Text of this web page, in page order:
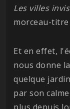
Les villes
morceau-
Et en effet,
nous donne
quelque
par son